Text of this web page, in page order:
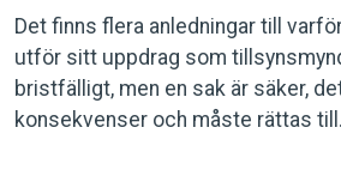
Det finns flera anledningar till
utför sitt uppdrag som
bristfälligt, men en sak är säker,
konsekvenser och måste rättas till.